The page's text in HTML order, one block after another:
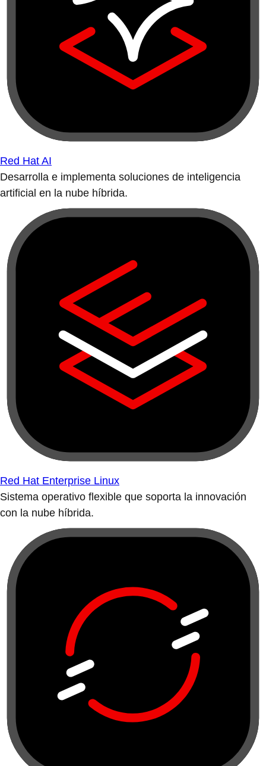
Red Hat AI
Desarrolla e implementa soluciones de inteligencia
artificial en la nube híbrida.
Red Hat Enterprise Linux
Sistema operativo flexible que soporta la innovación
con la nube híbrida.